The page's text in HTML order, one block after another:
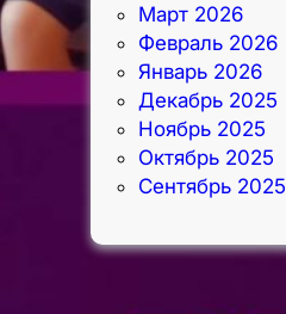
Март 2026
Февраль 2026
Январь 2026
Декабрь 2025
Ноябрь 2025
Октябрь 2025
Сентябрь 2025